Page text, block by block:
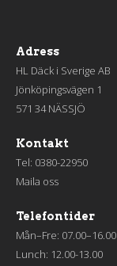
Adress
HL Däck i Sverige AB
Jönköpingsvägen 1
571 34 NÄSSJÖ
Kontakt
Tel: 0380-22950
Maila oss
Telefontider
Mån–Fre: 07.00–16.00
Lunch: 12.00-13.00